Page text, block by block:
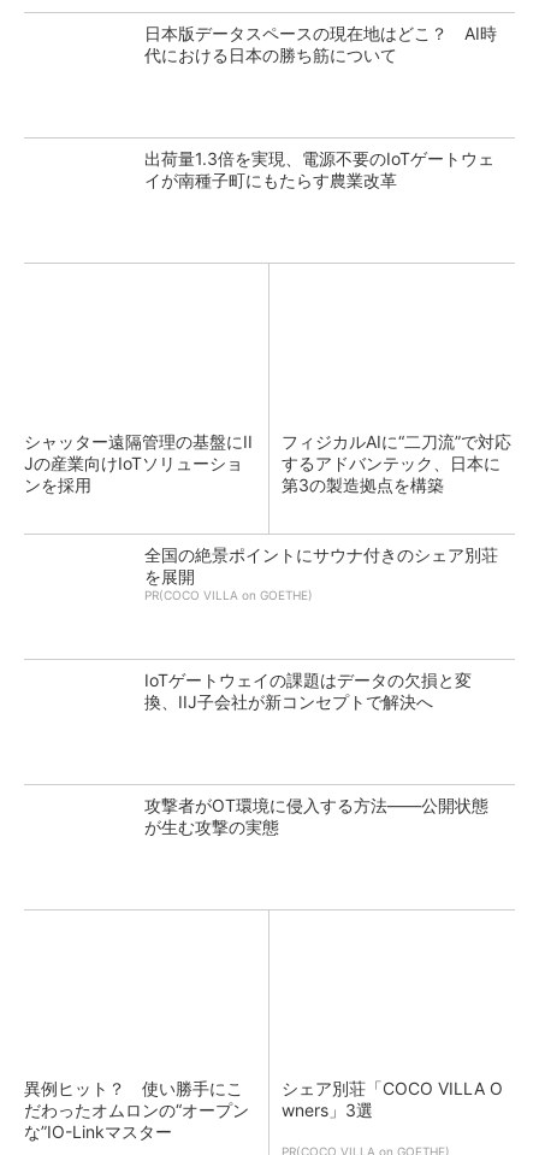
日本版データスペースの現在地はどこ？ AI時
代における日本の勝ち筋について
出荷量1.3倍を実現、電源不要のIoTゲートウェ
イが南種子町にもたらす農業改革
シャッター遠隔管理の基盤にII
Jの産業向けIoTソリューショ
ンを採用
フィジカルAIに“二刀流”で対応
するアドバンテック、日本に
第3の製造拠点を構築
全国の絶景ポイントにサウナ付きのシェア別荘
を展開
PR(COCO VILLA on GOETHE)
IoTゲートウェイの課題はデータの欠損と変
換、IIJ子会社が新コンセプトで解決へ
攻撃者がOT環境に侵入する方法――公開状態
が生む攻撃の実態
異例ヒット？ 使い勝手にこ
だわったオムロンの“オープン
な”IO-Linkマスター
シェア別荘「COCO VILLA O
wners」3選
PR(COCO VILLA on GOETHE)